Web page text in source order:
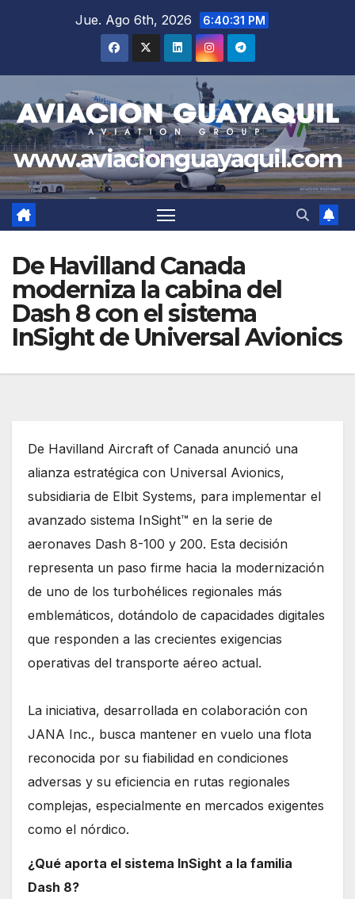
Jue. Ago 6th, 2026 6:40:32 PM
www.aviacionguayaquil.com
De Havilland Canada
moderniza la cabina del
Dash 8 con el sistema
InSight de Universal Avionics
De Havilland Aircraft of Canada anunció una
alianza estratégica con Universal Avionics,
subsidiaria de Elbit Systems, para implementar el
avanzado sistema InSight™ en la serie de
aeronaves Dash 8-100 y 200. Esta decisión
representa un paso firme hacia la modernización
de uno de los turbohélices regionales más
emblemáticos, dotándolo de capacidades digitales
que responden a las crecientes exigencias
operativas del transporte aéreo actual.
La iniciativa, desarrollada en colaboración con
JANA Inc., busca mantener en vuelo una flota
reconocida por su fiabilidad en condiciones
adversas y su eficiencia en rutas regionales
complejas, especialmente en mercados exigentes
como el nórdico.
¿Qué aporta el sistema InSight a la familia
Dash 8?